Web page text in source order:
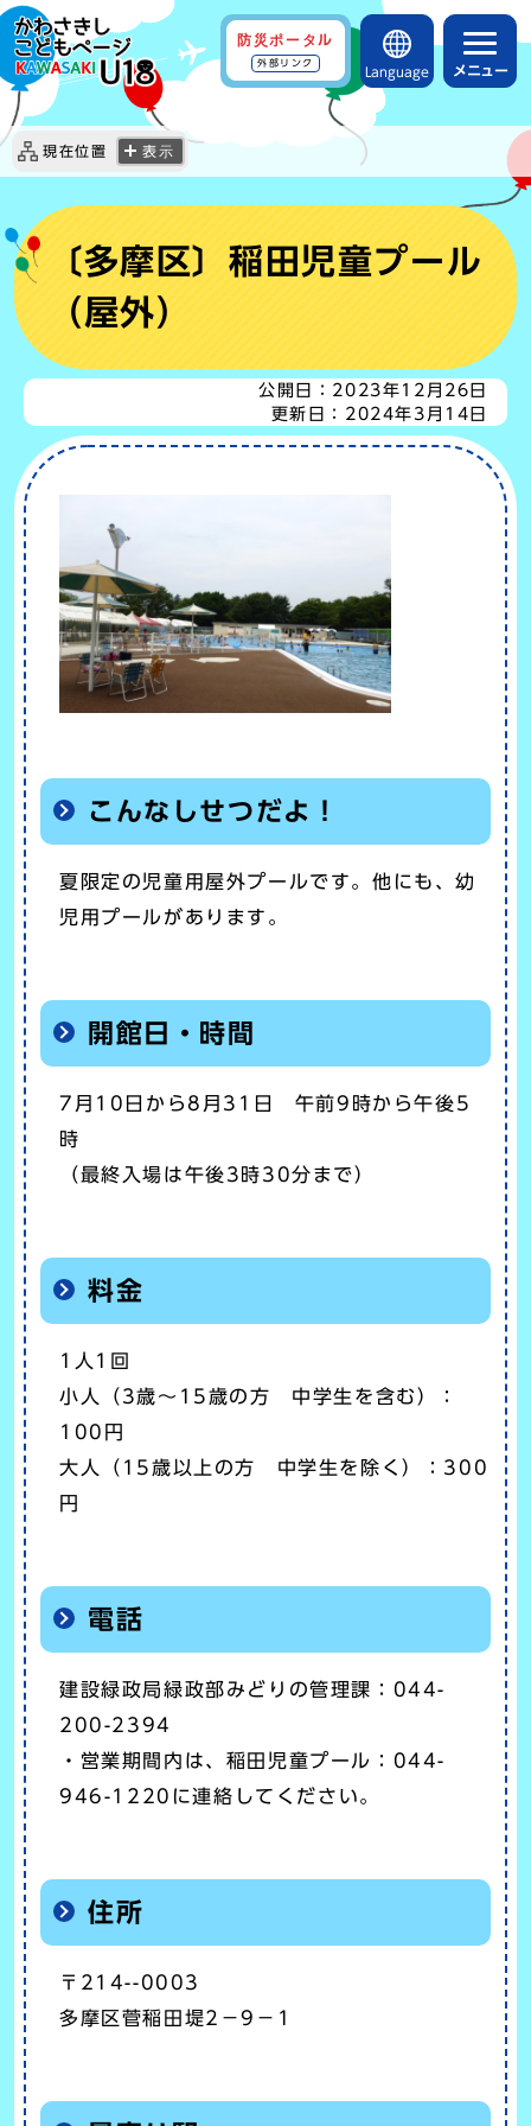
防災ポータル
外部リンク
Language メニュー
現在位置 表示
〔多摩区〕稲田児童プール
（屋外）
公開日： 2023年12月26日
更新日： 2024年3月14日
こんなしせつだよ！
夏限定の児童用屋外プールです。他にも、幼
児用プールがあります。
開館日・時間
7月10日から8月31日 午前9時から午後5
時
（最終入場は午後3時30分まで）
料金
1人1回
小人（3歳～15歳の方 中学生を含む）：
100円
大人（15歳以上の方 中学生を除く）：300
円
電話
建設緑政局緑政部みどりの管理課：044-
200-2394
・営業期間内は、稲田児童プール：044-
946-1220に連絡してください。
住所
〒214--0003
多摩区菅稲田堤2－9－1